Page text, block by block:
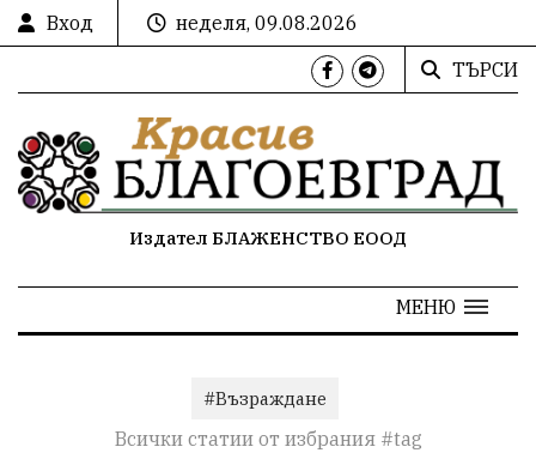
Вход
неделя, 09.08.2026
ТЪРСИ
Издател БЛАЖЕНСТВО ЕООД
МЕНЮ
#Възраждане
Всички статии от избрания #tag